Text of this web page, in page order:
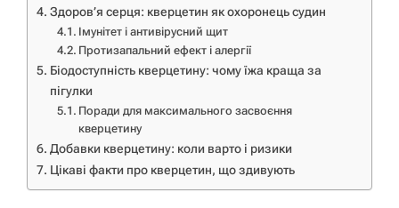
Здоров’я серця: кверцетин як охоронець судин
Імунітет і антивірусний щит
Протизапальний ефект і алергії
Біодоступність кверцетину: чому їжа краща за
пігулки
Поради для максимального засвоєння
кверцетину
Добавки кверцетину: коли варто і ризики
Цікаві факти про кверцетин, що здивують